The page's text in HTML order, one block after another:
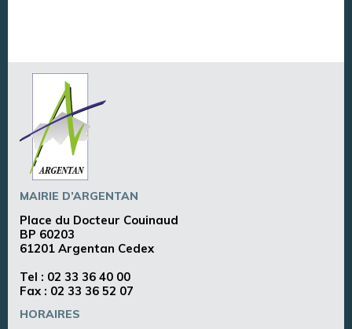
MAIRIE D’ARGENTAN
Place du Docteur Couinaud
BP 60203
61201 Argentan Cedex
Tel : 02 33 36 40 00
Fax : 02 33 36 52 07
HORAIRES